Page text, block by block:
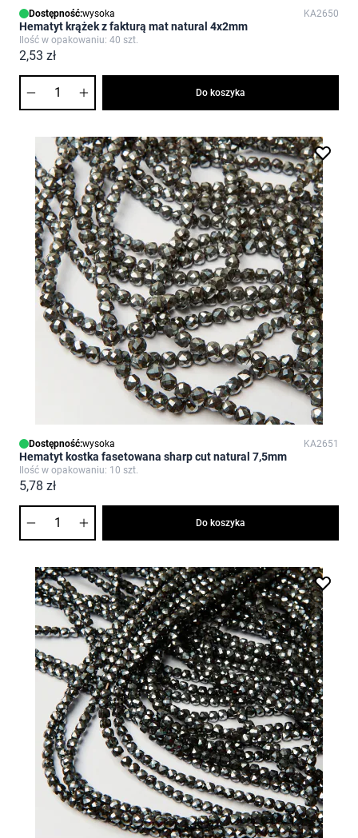
Dostępność:wysoka KA2650
Hematyt krążek z fakturą mat natural 4x2mm
Ilość w opakowaniu: 40 szt.
2,53 zł
Do koszyka
Dostępność:wysoka KA2651
Hematyt kostka fasetowana sharp cut natural 7,5mm
Ilość w opakowaniu: 10 szt.
5,78 zł
Do koszyka